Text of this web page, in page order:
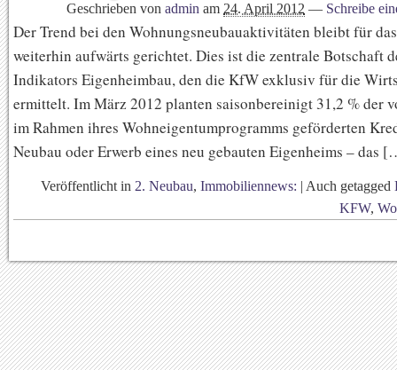
Geschrieben von admin am 24. April 2012 — Schreibe
Der Trend bei den Wohnungsneubauaktivitäten bleibt für
weiterhin aufwärts gerichtet. Dies ist die zentrale Botschaft
Indikators Eigenheimbau, den die KfW exklusiv für die
ermittelt. Im März 2012 planten saisonbereinigt 31,2 % der
im Rahmen ihres Wohneigentumprogramms geförderten
Neubau oder Erwerb eines neu gebauten Eigenheims – das
Veröffentlicht in 2. Neubau, Immobiliennews: | Auch getagged
KFW,